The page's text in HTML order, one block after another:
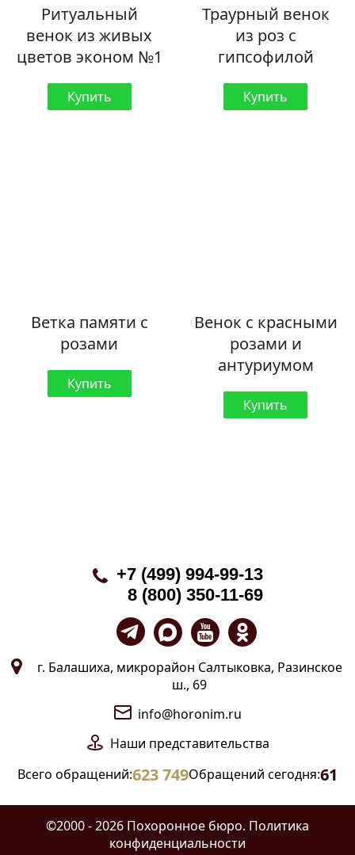
Ритуальный
венок из живых
цветов эконом №1
Купить
Траурный венок
из роз с
гипсофилой
Купить
Ветка памяти с
розами
Купить
Венок с красными
розами и
антуриумом
Купить
+7 (499) 994-99-13
8 (800) 350-11-69
г. Балашиха, микрорайон Салтыковка, Разинское
ш., 69
info@horonim.ru
Наши представительства
Всего обращений:623 749Обращений сегодня:61
©2000 - 2026 Похоронное бюро. Политика
конфиденциальности